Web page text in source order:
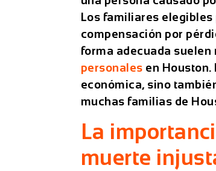
Los familiares
compensación por
forma adecuada
personales en Houston.
económica, sino
muchas familias de
La
muerte